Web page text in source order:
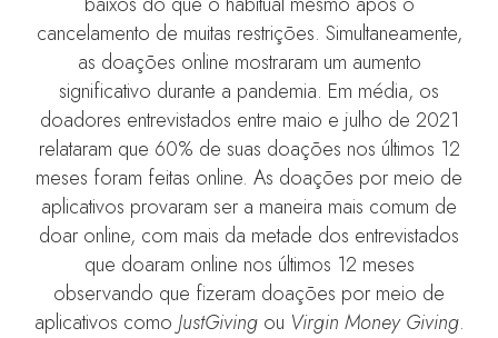
cancelamento de muitas restrições. Simultaneamente,
as doações online mostraram um aumento
significativo durante a pandemia. Em média, os
doadores entrevistados entre maio e julho de 2021
relataram que 60% de suas doações nos últimos 12
meses foram feitas online. As doações por meio de
aplicativos provaram ser a maneira mais comum de
doar online, com mais da metade dos entrevistados
que doaram online nos últimos 12 meses
observando que fizeram doações por meio de
aplicativos como JustGivingou Virgin Money Giving.